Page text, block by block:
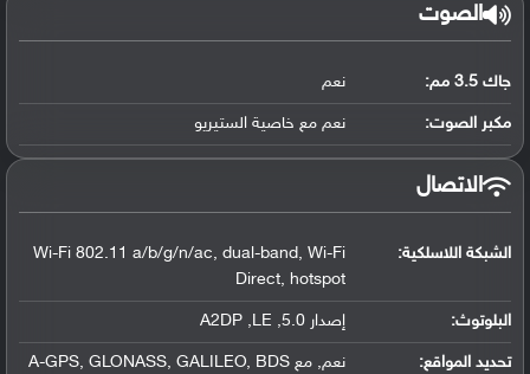
الصوت
جاك 3.5 مم: نعم
مكبر الصوت: نعم مع خاصية الستيريو
الاتصال
الشبكة اللاسلكية:
Wi-Fi 802.11 a/b/g/n/ac, dual-band, Wi-Fi
Direct, hotspot
البلوتوث: إصدار 5.0, A2DP ,LE
تحديد المواقع: نعم, مع A-GPS, GLONASS, GALILEO, BDS